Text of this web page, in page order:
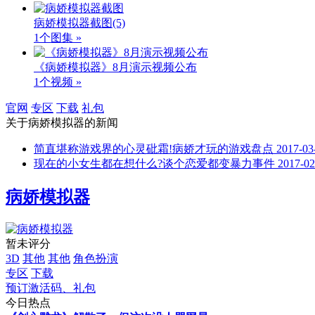
病娇模拟器截图(5)
1个图集 »
《病娇模拟器》8月演示视频公布
1个视频 »
官网 专区 下载 礼包
关于病娇模拟器的新闻
简直堪称游戏界的心灵砒霜!病娇才玩的游戏盘点 2017-
现在的小女生都在想什么?谈个恋爱都变暴力事件 2017-
病娇模拟器
暂未评分
3D 其他 其他 角色扮演
专区 下载
预订激活码、礼包
今日热点